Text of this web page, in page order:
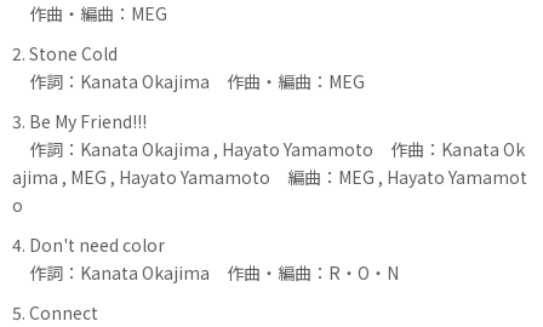
作曲・編曲：MEG
2. Stone Cold
作詞：Kanata Okajima 作曲・編曲：MEG
3. Be My Friend!!!
作詞：Kanata Okajima , Hayato Yamamoto 作曲：Kanata Ok
ajima , MEG , Hayato Yamamoto 編曲：MEG , Hayato Yamamot
o
4. Don't need color
作詞：Kanata Okajima 作曲・編曲：R・O・N
5. Connect